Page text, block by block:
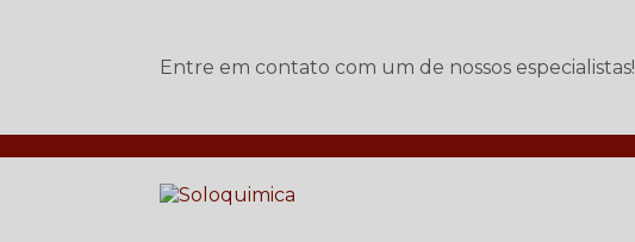
Entre em contato com um de nossos especialistas!